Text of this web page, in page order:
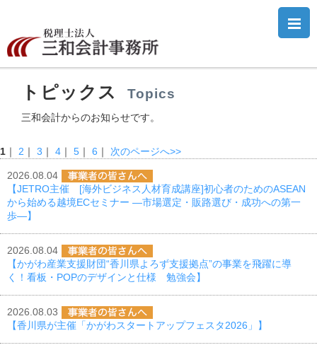
トピックス Topics
三和会計からのお知らせです。
1 2 3 4 5 6 次のページへ>>
2026.08.04
【JETRO主催 [海外ビジネス人材育成講座]初心者のためのASEAN
から始める越境ECセミナー ―市場選定・販路選び・成功への第一
歩―】
2026.08.04
【かがわ産業支援財団“香川県よろず支援拠点”の事業を飛躍に導
く！看板・POPのデザインと仕様 勉強会】
2026.08.03
【香川県が主催「かがわスタートアップフェスタ2026」】